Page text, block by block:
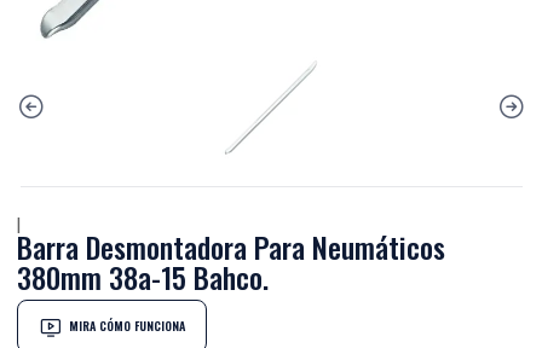
|
Barra Desmontadora Para Neumáticos
380mm 38a-15 Bahco.
MIRA CÓMO FUNCIONA